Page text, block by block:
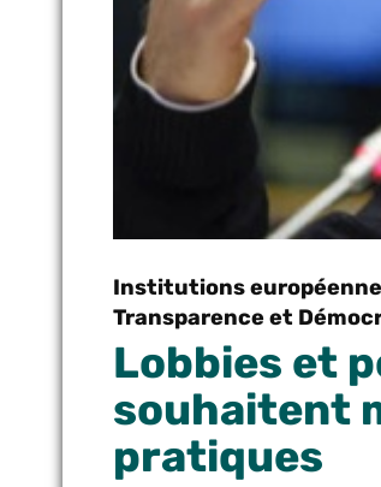
Institutions
Transparence et
Lobbies et
souhaitent
pratiques